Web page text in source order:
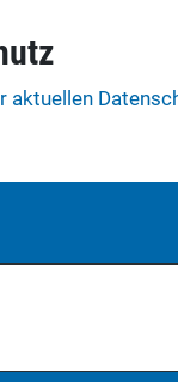
aktuellen